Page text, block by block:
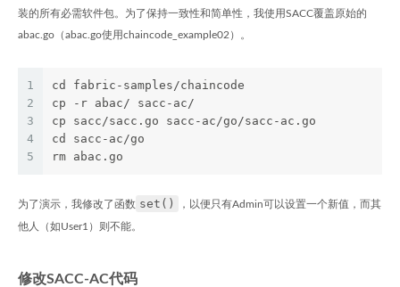
装的所有必需软件包。为了保持一致性和简单性，我使用SACC覆盖原始的
abac.go（abac.go使用chaincode_example02）。
1
2
3
4
5
cd fabric-samples/chaincode
cp -r abac/ sacc-ac/
cp sacc/sacc.go sacc-ac/go/sacc-ac.go
cd sacc-ac/go
rm abac.go
为了演示，我修改了函数 set() ，以便只有Admin可以设置一个新值，而其
他人（如User1）则不能。
修改SACC-AC代码